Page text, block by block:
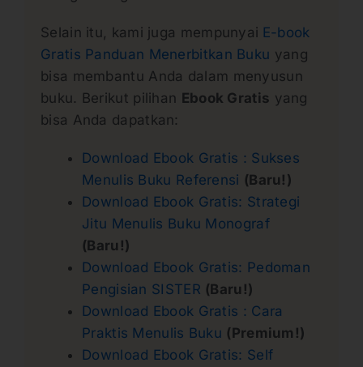
Selain itu, kami juga mempunyai E-book
Gratis Panduan Menerbitkan Buku yang
bisa membantu Anda dalam menyusun
buku. Berikut pilihan Ebook Gratis yang
bisa Anda dapatkan:
Download Ebook Gratis : Sukses
Menulis Buku Referensi (Baru!)
Download Ebook Gratis: Strategi
Jitu Menulis Buku Monograf
(Baru!)
Download Ebook Gratis: Pedoman
Pengisian SISTER (Baru!)
Download Ebook Gratis : Cara
Praktis Menulis Buku (Premium!)
Download Ebook Gratis: Self